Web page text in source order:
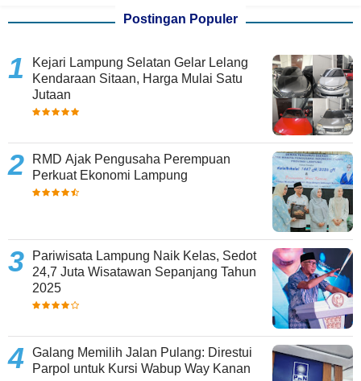
Postingan Populer
Kejari Lampung Selatan Gelar Lelang
Kendaraan Sitaan, Harga Mulai Satu
Jutaan
RMD Ajak Pengusaha Perempuan
Perkuat Ekonomi Lampung
Pariwisata Lampung Naik Kelas, Sedot
24,7 Juta Wisatawan Sepanjang Tahun
2025
Galang Memilih Jalan Pulang: Direstui
Parpol untuk Kursi Wabup Way Kanan